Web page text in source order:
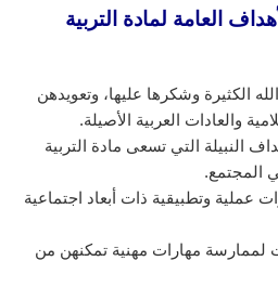
العامة لمادة التربية
الكثيرة وشكرها عليها، وتعويدهن
والعادات العربية الأصيلة.
النبيلة التي تسعى مادة التربية
المجتمع.
عملية وتطبيقية ذات أبعاد اجتماعية
لممارسة مهارات مهنية تمكنهن من